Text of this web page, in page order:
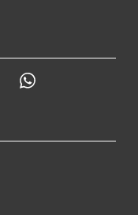
LinkedIn